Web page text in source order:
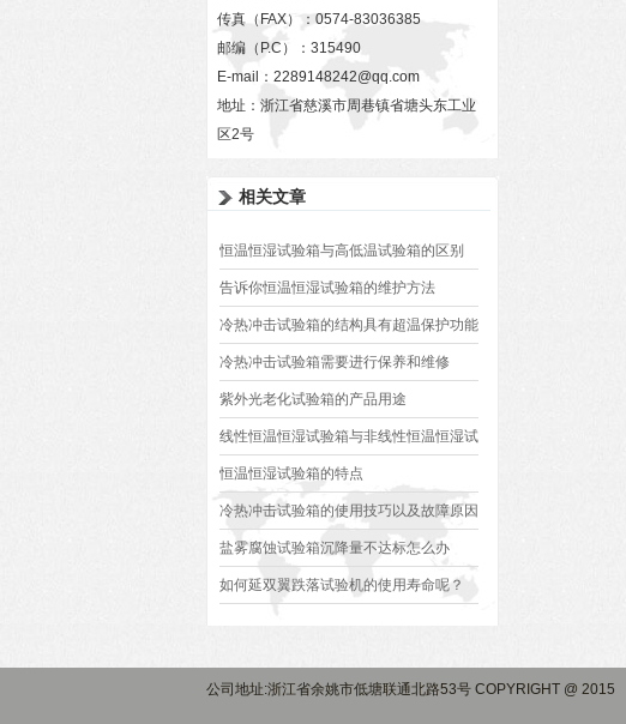
传真（FAX）：0574-83036385
邮编（P.C）：315490
E-mail： 2289148242@qq.com
地址：浙江省慈溪市周巷镇省塘头东工业
区2号
相关文章
恒温恒湿试验箱与高低温试验箱的区别
告诉你恒温恒湿试验箱的维护方法
冷热冲击试验箱的结构具有超温保护功能
冷热冲击试验箱需要进行保养和维修
紫外光老化试验箱的产品用途
线性恒温恒湿试验箱与非线性恒温恒湿试
验箱的区别
恒温恒湿试验箱的特点
冷热冲击试验箱的使用技巧以及故障原因
分析
盐雾腐蚀试验箱沉降量不达标怎么办
如何延双翼跌落试验机的使用寿命呢？
公司地址:浙江省余姚市低塘联通北路53号 COPYRIGHT @ 2015